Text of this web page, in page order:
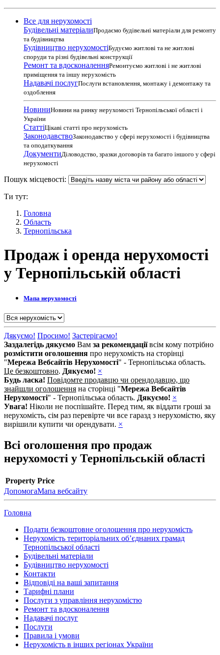
Все для нерухомості
Будівельні матеріалиПродаємо будівельні матеріали для ремонту
та будівництва
Будівництво нерухомостіБудуємо житлові та не житлові
споруди та різні будівельні конструкції
Ремонт та вдосконаленняРемонтуємо житлові і не житлові
приміщення та іншу нерухомість
Надавачі послугПослуги встановлення, монтажу і демонтажу та
оздоблення
НовиниНовини на ринку нерухомості Тернопільської області і
України
СтаттіЦікаві статті про нерухомість
ЗаконодавствоЗаконодавство у сфері нерухомості і будівництва
та оподаткування
ДокументиДіловодство, зразки договорів та багато іншого у сфері
нерухомості
Пошук місцевості:
Ти тут:
Головна
Область
Тернопільська
Продаж і оренда нерухомості
у Тернопільській області
Мапа нерухомості
Дякуємо! Просимо! Застерігаємо!
Заздалегідь дякуємо Вам за рекомендаціївсім кому потрібно
розмістити оголошення про нерухомість на сторінці
"Мережа Вебсайтів Нерухомості" - Тернопільська область.
Це безкоштовно. Дякуємо! ×
Будь ласка! Повідомте продавцю чи орендодавцю, що
знайшли оголошення на сторінці "Мережа Вебсайтів
Нерухомості" - Тернопільська область. Дякуємо! ×
Увага! Ніколи не поспішайте. Перед тим, як віддати гроші за
нерухомість, сім раз перевірте чи все гаразд з нерухомістю, яку
вирішили купити чи орендувати. ×
Всі оголошення про продаж
нерухомості у Тернопільській області
Property Price
ДопомогаМапа вебсайту
Головна
Подати безкоштовне оголошення про нерухомість
Нерухомість територіальних об’єднаних грамад
Тернопільської області
Будівельні матеріали
Будівництво нерухомості
Контакти
Відповіді на ваші запитання
Тарифні плани
Послуги з управління нерухомістю
Ремонт та вдосконалення
Надавачі послуг
Послуги
Правила і умови
Нерухомість в інших регіонах України